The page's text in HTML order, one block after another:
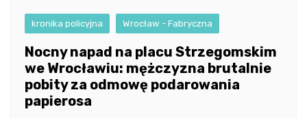
kronika policyjna Wrocław - Fabryczna
Nocny napad na placu Strzegomskim
we Wrocławiu: mężczyzna brutalnie
pobity za odmowę podarowania
papierosa